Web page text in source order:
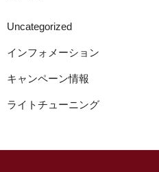
Uncategorized
インフォメーション
キャンペーン情報
ライトチューニング